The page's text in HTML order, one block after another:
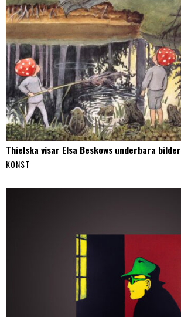
Thielska visar Elsa Beskows underbara bilder
KONST